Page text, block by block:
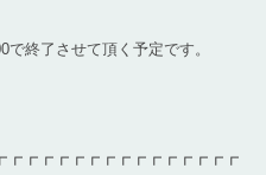
終了させて頂く予定です。